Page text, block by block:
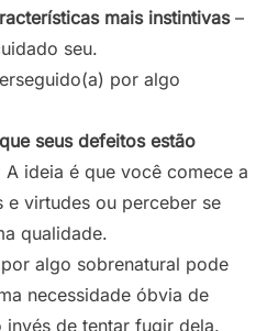
mais instintivas –
seu.
por algo
seus defeitos estão
A ideia é que você comece a
e virtudes ou perceber se
qualidade.
algo sobrenatural pode
necessidade óbvia de
invés de tentar fugir dela.